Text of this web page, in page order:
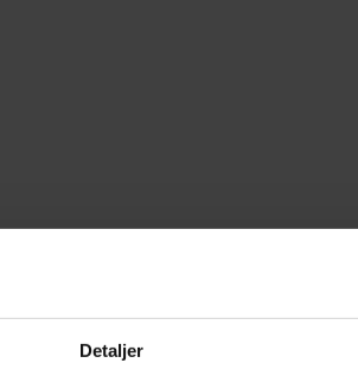
Detaljer